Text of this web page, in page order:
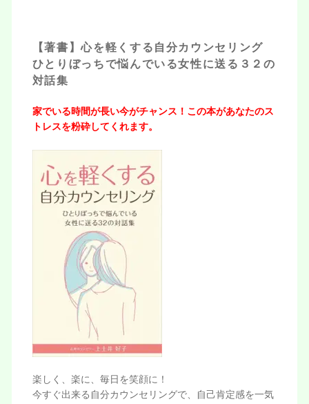
【著書】心を軽くする自分カウンセリング
ひとりぼっちで悩んでいる女性に送る３２の
対話集
家でいる時間が長い今がチャンス！この本があなたのス
トレスを粉砕してくれます。
楽しく、楽に、毎日を笑顔に！
今すぐ出来る自分カウンセリングで、自己肯定感を一気